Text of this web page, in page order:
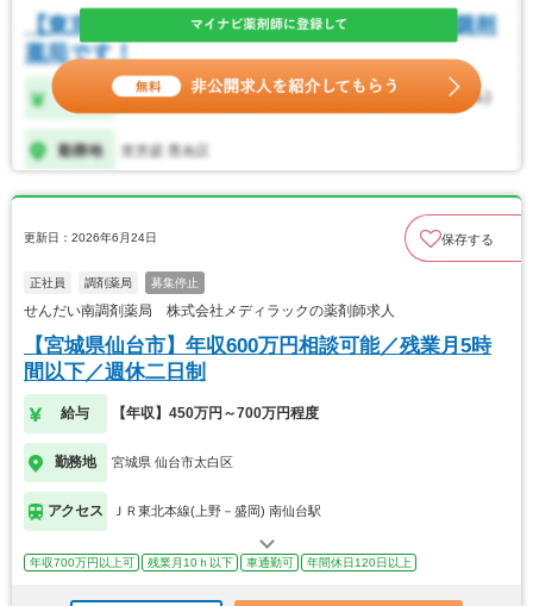
更新日：2026年6月24日 保存する
正社員 調剤薬局 募集停止
せんだい南調剤薬局 株式会社メディラックの薬剤師求人
【宮城県仙台市】年収600万円相談可能／残業月5時
間以下／週休二日制
給与 【年収】450万円～700万円程度
勤務地 宮城県 仙台市太白区
アクセス ＪＲ東北本線(上野－盛岡) 南仙台駅
年収700万円以上可 残業月10ｈ以下 車通勤可 年間休日120日以上